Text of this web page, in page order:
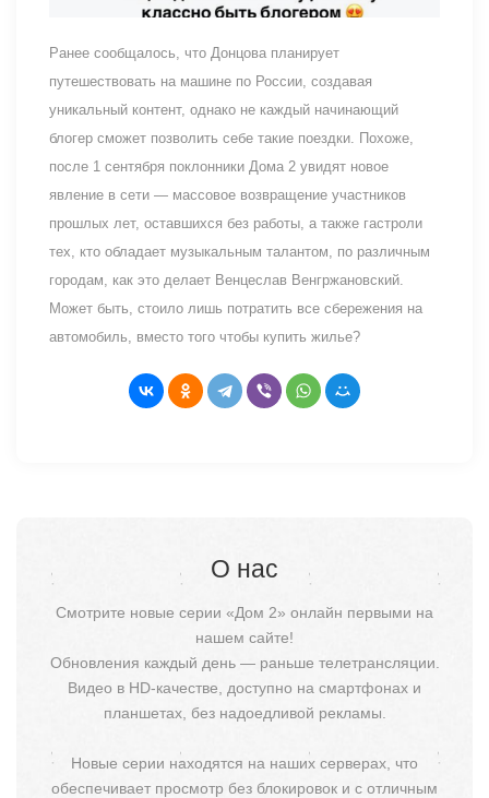
Ранее сообщалось, что Донцова планирует
путешествовать на машине по России, создавая
уникальный контент, однако не каждый начинающий
блогер сможет позволить себе такие поездки. Похоже,
после 1 сентября поклонники Дома 2 увидят новое
явление в сети — массовое возвращение участников
прошлых лет, оставшихся без работы, а также гастроли
тех, кто обладает музыкальным талантом, по различным
городам, как это делает Венцеслав Венгржановский.
Может быть, стоило лишь потратить все сбережения на
автомобиль, вместо того чтобы купить жилье?
О нас
Смотрите новые серии «Дом 2» онлайн первыми на
нашем сайте!
Обновления каждый день — раньше телетрансляции.
Видео в HD-качестве, доступно на смартфонах и
планшетах, без надоедливой рекламы.
Новые серии находятся на наших серверах, что
обеспечивает просмотр без блокировок и с отличным